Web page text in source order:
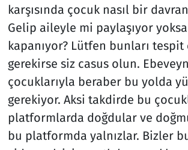
karşısında çocuk nasıl bir
Gelip aileyle mi paylaşıyor
kapanıyor? Lütfen bunları
gerekirse siz casus olun.
çocuklarıyla beraber bu yolda
gerekiyor. Aksi takdirde bu
platformlarda doğdular ve
bu platformda yalnızlar. Bizler bu